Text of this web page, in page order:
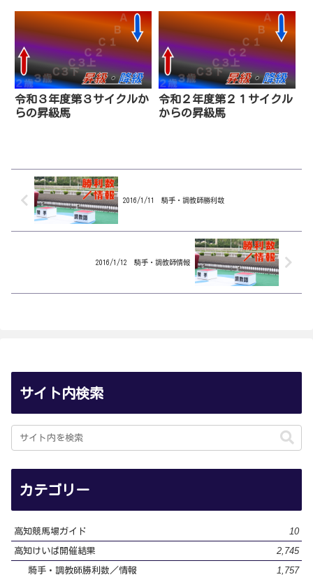
テンチシンメイなどがB級昇級。
また、中央条件交流「桂浜盃」を
勝利したヘニーレットはC2級へ
昇級となっています。Ｂ級（番
組...
あり、昇級するのは元々上位組に
居た馬に限られることから頭数は
少なめです。アルジが一戦でA級
に復帰。ヤークトボマーは編
成...
令和３年度第３サイクルか
らの昇級馬
令和２年度第２１サイクル
からの昇級馬
2016/1/11 騎手・調教師勝利数
2016/1/12 騎手・調教師情報
サイト内検索
カテゴリー
高知競馬場ガイド 10
高知けいば開催結果 2,745
騎手・調教師勝利数／情報 1,757